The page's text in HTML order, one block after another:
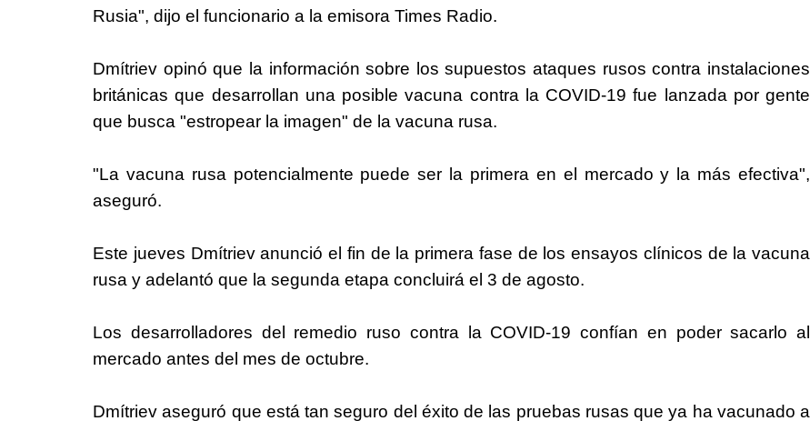
Rusia", dijo el funcionario a la emisora Times Radio.
Dmítriev opinó que la información sobre los supuestos ataques rusos contra instalaciones
británicas que desarrollan una posible vacuna contra la COVID-19 fue lanzada por gente
que busca "estropear la imagen" de la vacuna rusa.
"La vacuna rusa potencialmente puede ser la primera en el mercado y la más efectiva",
aseguró.
Este jueves Dmítriev anunció el fin de la primera fase de los ensayos clínicos de la vacuna
rusa y adelantó que la segunda etapa concluirá el 3 de agosto.
Los desarrolladores del remedio ruso contra la COVID-19 confían en poder sacarlo al
mercado antes del mes de octubre.
Dmítriev aseguró que está tan seguro del éxito de las pruebas rusas que ya ha vacunado a